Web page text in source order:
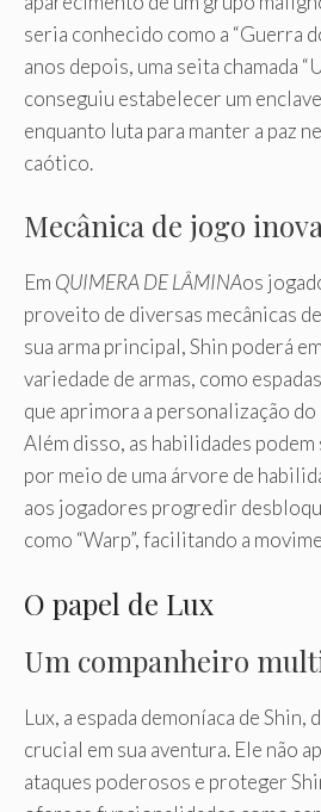
seria conhecido como a “Guerra
anos depois, uma seita chamada
conseguiu estabelecer um
enquanto luta para manter a paz
caótico.
Mecânica de jogo
Em QUIMERA DE LÂMINAos
proveito de diversas mecânicas
sua arma principal, Shin poderá
variedade de armas, como
que aprimora a personalização
Além disso, as habilidades
por meio de uma árvore de
aos jogadores progredir
como “Warp”, facilitando a
O papel de Lux
Um companheiro
Lux, a espada demoníaca de Shin,
crucial em sua aventura. Ele não
ataques poderosos e proteger